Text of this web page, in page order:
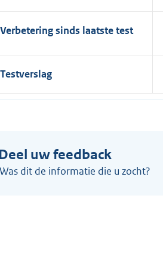
Verbetering sinds laatste test
Testverslag
uw feedback
Was dit de informatie die u zocht?